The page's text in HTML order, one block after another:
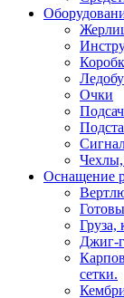
Очки
Чехлы,
Оснащение
Груза,
Джиг-
сетки.